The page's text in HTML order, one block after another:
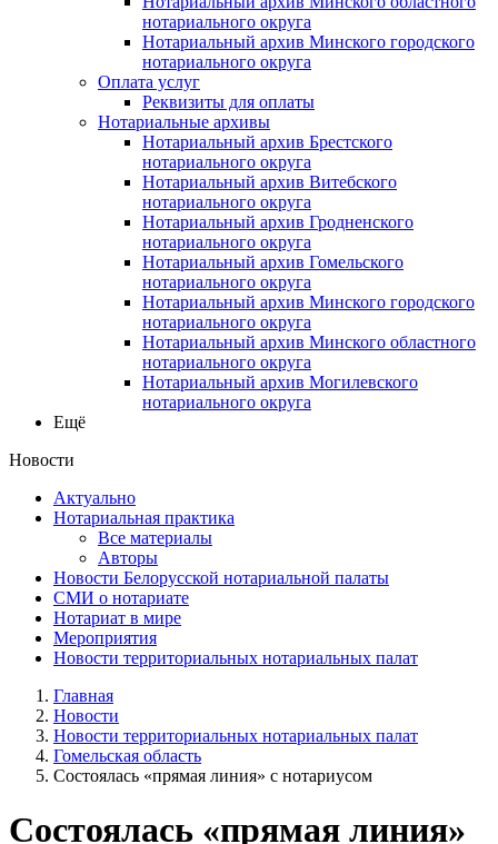
нотариального округа
Нотариальный архив Минского городского
нотариального округа
Оплата услуг
Реквизиты для оплаты
Нотариальные архивы
Нотариальный архив Брестского
нотариального округа
Нотариальный архив Витебского
нотариального округа
Нотариальный архив Гродненского
нотариального округа
Нотариальный архив Гомельского
нотариального округа
Нотариальный архив Минского городского
нотариального округа
Нотариальный архив Минского областного
нотариального округа
Нотариальный архив Могилевского
нотариального округа
Ещё
Новости
Актуально
Нотариальная практика
Все материалы
Авторы
Новости Белорусской нотариальной палаты
СМИ о нотариате
Нотариат в мире
Мероприятия
Новости территориальных нотариальных палат
Главная
Новости
Новости территориальных нотариальных палат
Гомельская область
Состоялась «прямая линия» с нотариусом
Состоялась «прямая линия»